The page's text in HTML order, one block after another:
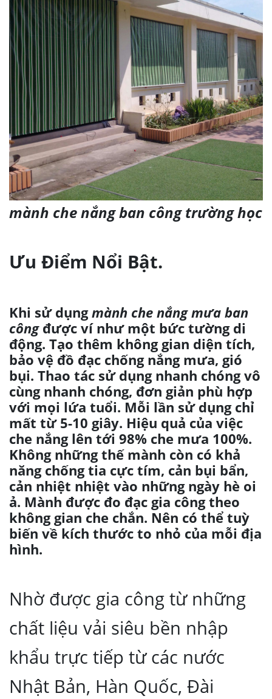
mành che nắng ban công trường học
Ưu Điểm Nổi Bật.
Khi sử dụngmành che nắng mưa ban
côngđược ví như một bức tường di
động. Tạo thêm không gian diện tích,
bảo vệ đồ đạc chống nắng mưa, gió
bụi. Thao tác sử dụng nhanh chóng vô
cùng nhanh chóng, đơn giản phù hợp
với mọi lứa tuổi. Mỗi lần sử dụng chỉ
mất từ 5-10 giây. Hiệu quả của việc
che nắng lên tới 98% che mưa 100%.
Không những thế mành còn có khả
năng chống tia cực tím, cản bụi bẩn,
cản nhiệt nhiệt vào những ngày hè oi
ả. Mành được đo đạc gia công theo
không gian che chắn. Nên có thể tuỳ
biến về kích thước to nhỏ của mỗi địa
hình.
Nhờ được gia công từ những
chất liệu vải siêu bền nhập
khẩu trực tiếp từ các nước
Nhật Bản, Hàn Quốc, Đài